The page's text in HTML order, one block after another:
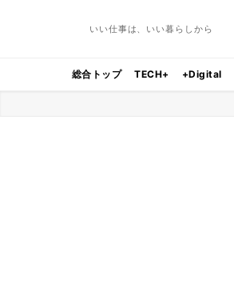
いい仕事は、いい暮らしから
総合トップ TECH+ +Digital